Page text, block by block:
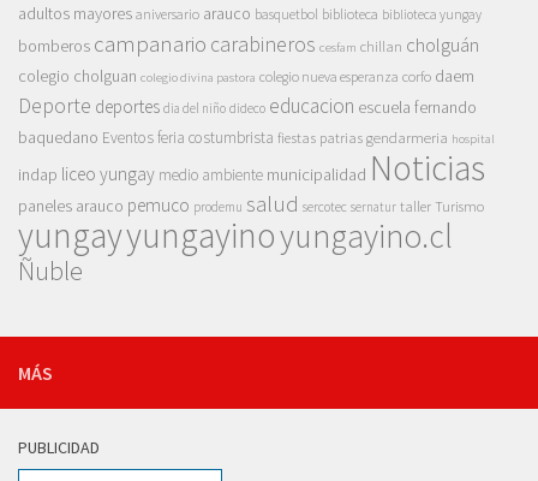
adultos mayores aniversario arauco basquetbol biblioteca biblioteca yungay
bomberos campanario carabineros cesfam chillan cholguán
colegio cholguan colegio divina pastora colegio nueva esperanza corfo daem
Deporte deportes dia del niño dideco educacion escuela fernando
baquedano Eventosferia costumbrista fiestas patrias gendarmeria hospital
indap liceo yungay medio ambiente municipalidad Noticias
paneles arauco pemuco prodemu salud sercotec sernatur taller Turismo
yungayyungayinoyungayino.cl
Ñuble
MÁS
PUBLICIDAD